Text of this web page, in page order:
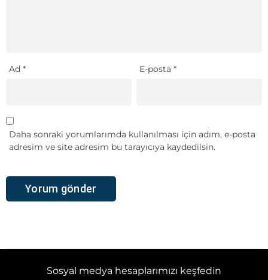
Ad * E-posta*
Daha sonraki yorumlarımda kullanılması için adım, e-posta
adresim ve site adresim bu tarayıcıya kaydedilsin.
Sosyal medya hesaplarımızı keşfedin